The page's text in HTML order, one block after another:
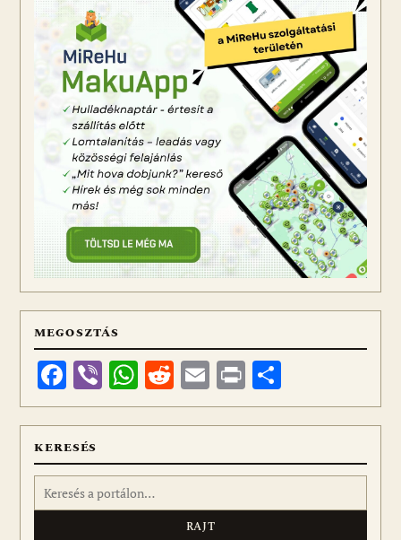
MEGOSZTÁS
Facebook
ViberWhatsApp
Reddit
Email
Print
meg
KERESÉS
Keresés: